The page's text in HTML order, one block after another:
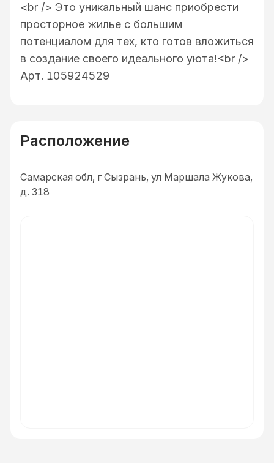
<br /> Это уникальный шанс приобрести
просторное жилье с большим
потенциалом для тех, кто готов вложиться
в создание своего идеального уюта!<br />
Арт. 105924529
Расположение
Самарская обл, г Сызрань, ул Маршала Жукова,
д. 318